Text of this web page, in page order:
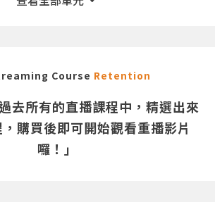
Course Retention
去所有的直播課程中，精選出來
購買後即可開始觀看重播影片
囉！」